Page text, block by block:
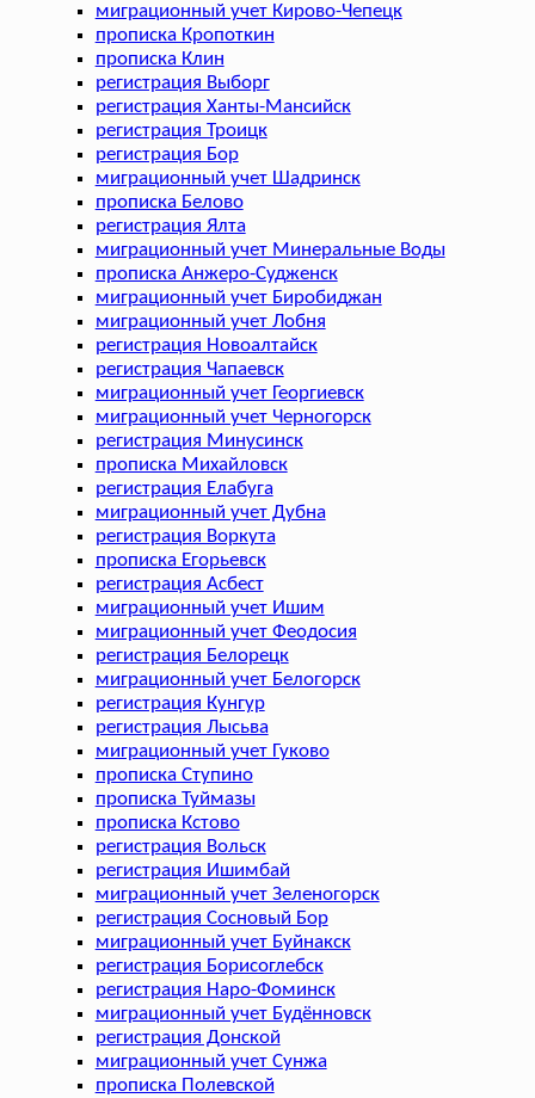
миграционный учет Кирово-Чепецк
прописка Кропоткин
прописка Клин
регистрация Выборг
регистрация Ханты-Мансийск
регистрация Троицк
регистрация Бор
миграционный учет Шадринск
прописка Белово
регистрация Ялта
миграционный учет Минеральные Воды
прописка Анжеро-Судженск
миграционный учет Биробиджан
миграционный учет Лобня
регистрация Новоалтайск
регистрация Чапаевск
миграционный учет Георгиевск
миграционный учет Черногорск
регистрация Минусинск
прописка Михайловск
регистрация Елабуга
миграционный учет Дубна
регистрация Воркута
прописка Егорьевск
регистрация Асбест
миграционный учет Ишим
миграционный учет Феодосия
регистрация Белорецк
миграционный учет Белогорск
регистрация Кунгур
регистрация Лысьва
миграционный учет Гуково
прописка Ступино
прописка Туймазы
прописка Кстово
регистрация Вольск
регистрация Ишимбай
миграционный учет Зеленогорск
регистрация Сосновый Бор
миграционный учет Буйнакск
регистрация Борисоглебск
регистрация Наро-Фоминск
миграционный учет Будённовск
регистрация Донской
миграционный учет Сунжа
прописка Полевской